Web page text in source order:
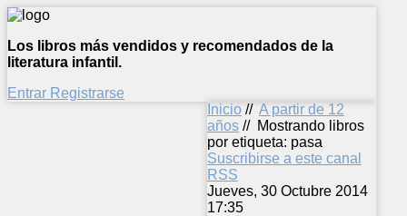
Los libros más vendidos y recomendados de la
literatura infantil.
Entrar Registrarse
Inicio // A partir de 12
años // Mostrando libros
por etiqueta: pasa
Suscribirse a este canal
RSS
Jueves, 30 Octubre 2014
17:35